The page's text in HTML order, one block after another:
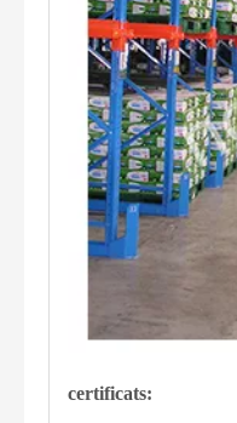
certificats: